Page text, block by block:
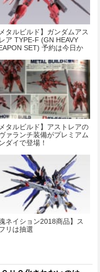
メタルビルド】ガンダムアス
ア TYPE-F (GN HEAVY
SET) 予約は今日か
メタルビルド】アストレアの
ァランチ装備がプレミアム
ダイで登場！
魂ネイション2018商品】ス
リは抽選